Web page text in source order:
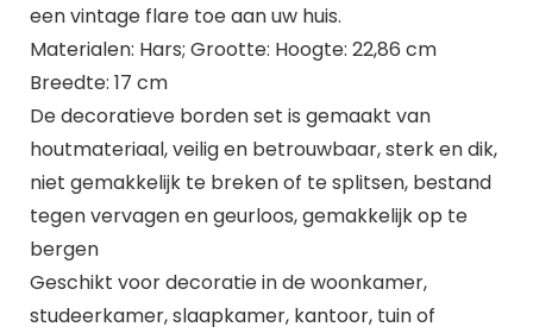
een vintage flare toe aan uw huis.
Materialen: Hars; Grootte: Hoogte: 22,86 cm
Breedte: 17 cm
De decoratieve borden set is gemaakt van
houtmateriaal, veilig en betrouwbaar, sterk en dik,
niet gemakkelijk te breken of te splitsen, bestand
tegen vervagen en geurloos, gemakkelijk op te
bergen
Geschikt voor decoratie in de woonkamer,
studeerkamer, slaapkamer, kantoor, tuin of